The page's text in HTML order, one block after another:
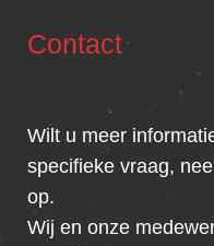
Contact
Wilt u meer
specifieke vraag,
op.
Wij en onze